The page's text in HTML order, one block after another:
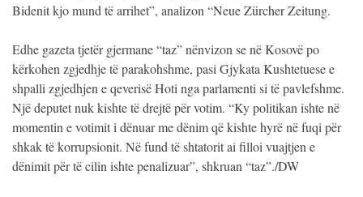
Bidenit kjo mund të arrihet”, analizon “Neue Zürcher Zeitung.
Edhe gazeta tjetër gjermane “taz” nënvizon se në Kosovë po
kërkohen zgjedhje të parakohshme, pasi Gjykata Kushtetuese e
shpalli zgjedhjen e qeverisë Hoti nga parlamenti si të pavlefshme.
Një deputet nuk kishte të drejtë për votim. “Ky politikan ishte në
momentin e votimit i dënuar me dënim që kishte hyrë në fuqi për
shkak të korrupsionit. Në fund të shtatorit ai filloi vuajtjen e
dënimit për të cilin ishte penalizuar”, shkruan “taz”./DW